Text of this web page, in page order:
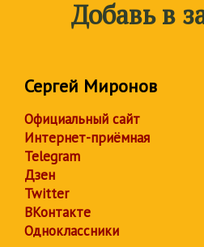
Добавь в
Сергей Миронов
Официальный сайт
Интернет-приёмная
Telegram
Дзен
Twitter
ВКонтакте
Одноклассники